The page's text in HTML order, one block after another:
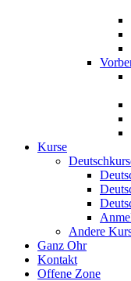
Kurse
Andere
Ganz Ohr
Kontakt
Offene Zone